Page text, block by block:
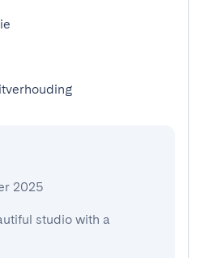
2025
studio with a